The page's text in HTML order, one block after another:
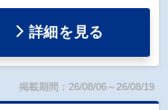
詳細を見る
掲載期間：26/08/06～26/08/19